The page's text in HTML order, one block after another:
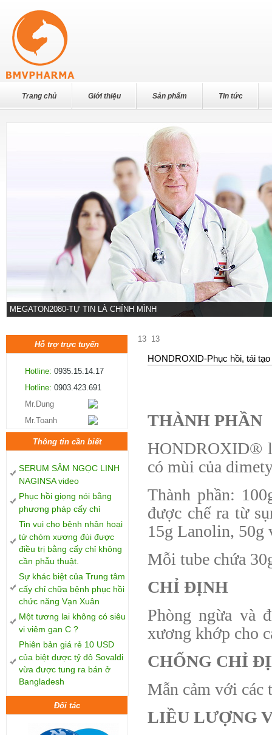
Trang chủ Giới thiệu Sản phẩm Tin tức
MEGATON2080-TỰ TIN LÀ CHÍNH MÌNH
13
Hỗ trợ trực tuyến
Hotline: 0935.15.14.17
Hotline: 0903.423.691
Mr.Dung
Mr.Toanh
Thông tin cần biết
SERUM SÂM NGỌC LINH
NAGINSA video
Phục hồi giọng nói bằng
phương pháp cấy chỉ
Tin vui cho bệnh nhân hoại
tử chỏm xương đùi được
điều trị bằng cấy chỉ không
cần phẫu thuật.
Sự khác biệt của Trung tâm
cấy chỉ chữa bệnh phục hồi
chức năng Vạn Xuân
Một tương lai không có siêu
vi viêm gan C ?
Phiên bản giá rẻ 10 USD
của biệt dược tỷ đô Sovaldi
vừa được tung ra bán ở
Bangladesh
Đối tác
13
HONDROXID-Phục hồi, tái
THÀNH PHẦN
HONDROXID®
có mùi của
Thành phần:
được chế ra từ
15g Lanolin, 50g
Mỗi tube chứa
CHỈ ĐỊNH
Phòng ngừa và
xương khớp cho
CHỐNG CHỈ
Mẫn cảm với các
LIỀU LƯỢNG